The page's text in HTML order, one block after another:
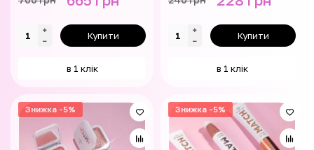
Купити
в 1 клік
Купити
в 1 клік
Знижка -5% Знижка -5%